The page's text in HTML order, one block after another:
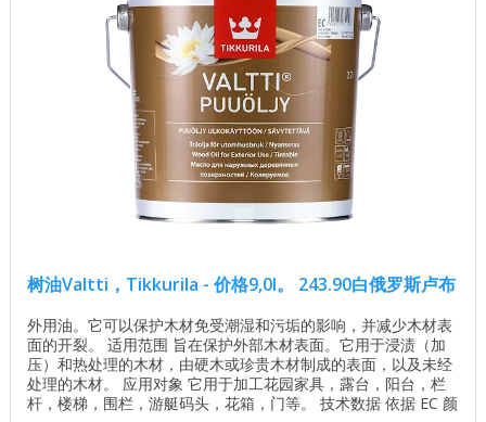
树油Valtti，Tikkurila - 价格9,0l。 243.90白俄罗斯卢布
外用油。它可以保护木材免受潮湿和污垢的影响，并减少木材表
面的开裂。 适用范围 旨在保护外部木材表面。它用于浸渍（加
压）和热处理的木材，由硬木或珍贵木材制成的表面，以及未经
处理的木材。 应用对象 它用于加工花园家具，露台，阳台，栏
杆，楼梯，围栏，游艇码头，花箱，门等。 技术数据 依据 EC 颜